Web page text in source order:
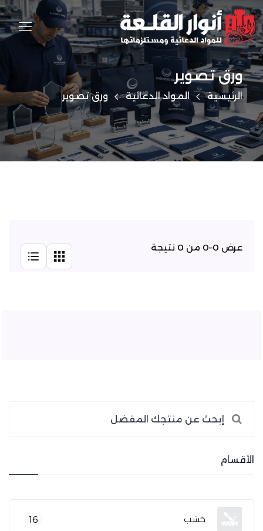
ورق تصوير
الرئيسية المواد الدعائية ورق تصوير
الأقسام
خشب 16
عرض 0–0 من 0 نتيجة